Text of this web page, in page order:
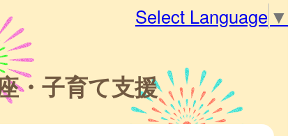
Select Language ▼
・子育て支援